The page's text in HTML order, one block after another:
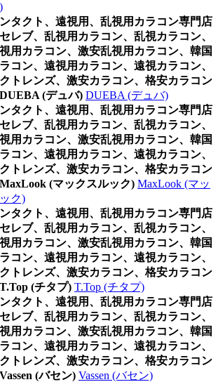
タクト、遠視用、乱視用カラコン専門店
レブ、乱視用カラコン、乱視カラコン、
用カラコン、激安乱視用カラコン、韓国
コン、遠視用カラコン、遠視カラコン、
トレンズ、激安カラコン、格安カラコン
(デュバ) DUEBA (デュバ)
タクト、遠視用、乱視用カラコン専門店
レブ、乱視用カラコン、乱視カラコン、
用カラコン、激安乱視用カラコン、韓国
コン、遠視用カラコン、遠視カラコン、
トレンズ、激安カラコン、格安カラコン
(マックスルック) MaxLook (マッ
ク)
タクト、遠視用、乱視用カラコン専門店
レブ、乱視用カラコン、乱視カラコン、
用カラコン、激安乱視用カラコン、韓国
コン、遠視用カラコン、遠視カラコン、
トレンズ、激安カラコン、格安カラコン
(チタプ) T.Top (チタプ)
タクト、遠視用、乱視用カラコン専門店
レブ、乱視用カラコン、乱視カラコン、
用カラコン、激安乱視用カラコン、韓国
コン、遠視用カラコン、遠視カラコン、
トレンズ、激安カラコン、格安カラコン
(バセン) Vassen (バセン)